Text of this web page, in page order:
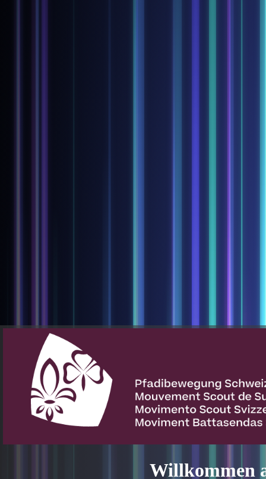
Willkommen